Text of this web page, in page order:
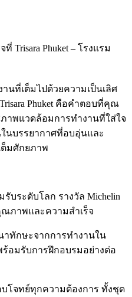
Trisara Phuket – โรงแรม
ที่เต็มไปด้วยความเป็นเลิศ
Phuket คือคำตอบที่คุณ
าพแวดล้อมการทำงานที่ใส่ใจ
นบรรยากาศที่อบอุ่นและ
ต็มศักยภาพ
บระดับโลก รางวัล Michelin
ณภาพและความสำเร็จ
าทักษะจากการทำงานใน
อมรับการฝึกอบรมอย่างต่อ
โจทย์ทุกความต้องการ ทั้งชุด